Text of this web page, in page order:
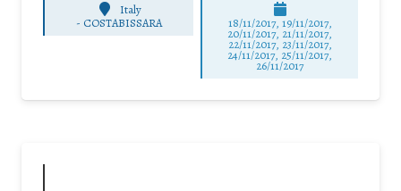
Italy
- COSTABISSARA 18/11/2017, 19/11/2017,
20/11/2017, 21/11/2017,
22/11/2017, 23/11/2017,
24/11/2017, 25/11/2017,
26/11/2017